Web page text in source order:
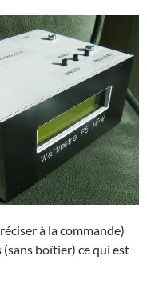
à la commande)
boîtier) ce qui est